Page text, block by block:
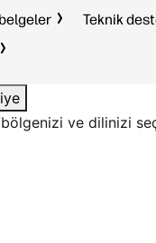
Teknik
ve dilinizi